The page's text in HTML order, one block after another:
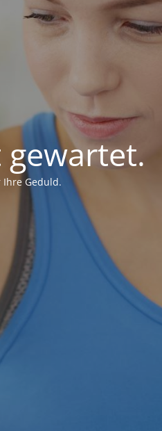
Geduld.